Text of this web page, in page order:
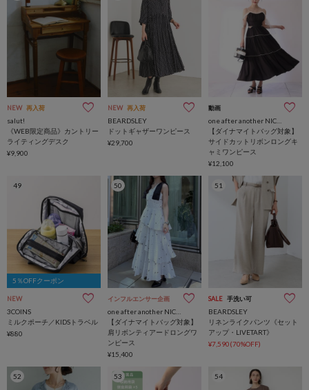
NEW 再入荷
salut!
《WEB限定商品》カントリー
ライティングデスク
¥9,900
NEW 再入荷
BEARDSLEY
ドットギャザーワンピース
¥29,700
動画
【ダイナマイトバッグ対象】
サイドカットリボンロングキ
ャミワンピース
¥12,100
49
5％OFFクーポン
NEW
3COINS
ミルクポーチ／KIDSトラベル
¥880
50
インフルエンサー企画
【ダイナマイトバッグ対象】
肩リボンティアードロングワ
ンピース
¥15,400
51
SALE 手洗い可
BEARDSLEY
リネンライクパンツ《セット
アップ・LIVETART》
¥7,590(70%OFF)
52 53 54